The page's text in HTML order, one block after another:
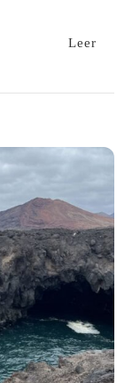
Leer